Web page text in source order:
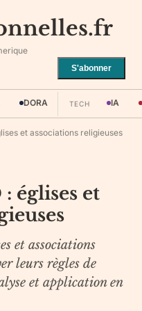
S'abonner
DORA TECH IA
et associations religieuses
églises et
et associations
leurs règles de
et application en